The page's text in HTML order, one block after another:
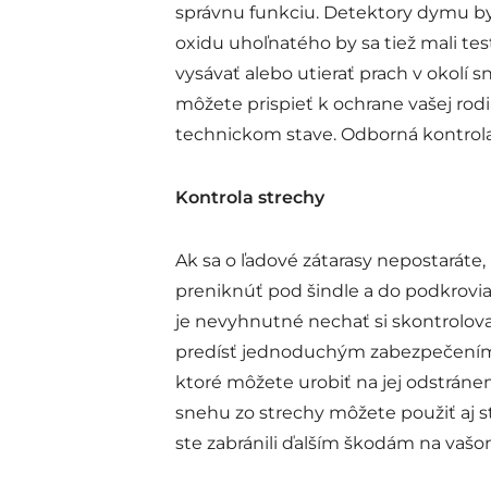
správnu funkciu. Detektory dymu
oxidu uhoľnatého by sa tiež mali
vysávať alebo utierať prach v okolí
môžete prispieť k ochrane vašej
technickom stave. Odborná
Kontrola strechy
Ak sa o ľadové zátarasy
preniknúť pod šindle a do
je nevyhnutné nechať si
predísť jednoduchým
ktoré môžete urobiť na jej
snehu zo strechy môžete použiť aj
ste zabránili ďalším škodám na